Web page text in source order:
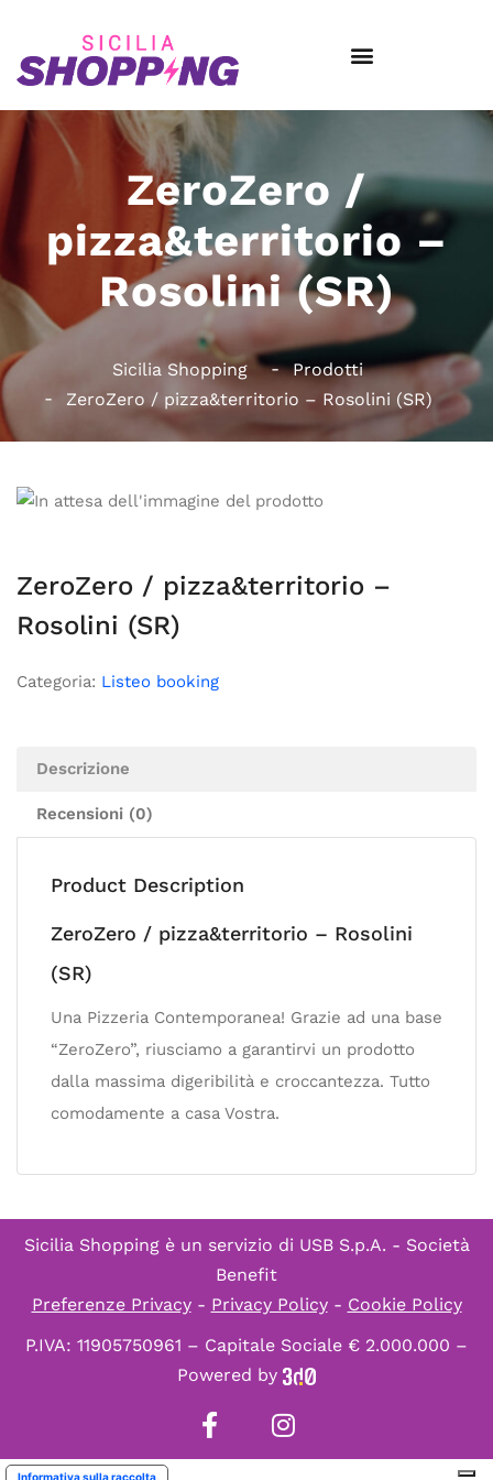
ZeroZero /
pizza&territorio –
Rosolini (SR)
Sicilia Shopping
Prodotti
ZeroZero / pizza&territorio – Rosolini (SR)
ZeroZero / pizza&territorio –
Rosolini (SR)
Categoria: Listeo booking
Descrizione
Recensioni (0)
Product Description
ZeroZero / pizza&territorio – Rosolini
(SR)
Una Pizzeria Contemporanea! Grazie ad una base
“ZeroZero”, riusciamo a garantirvi un prodotto
dalla massima digeribilità e croccantezza. Tutto
comodamente a casa Vostra.
Sicilia Shopping è un servizio di USB S.p.A. - Società
Benefit
Preferenze Privacy- Privacy Policy- Cookie Policy
P.IVA: 11905750961 – Capitale Sociale € 2.000.000 –
Powered by
Informativa sulla raccolta